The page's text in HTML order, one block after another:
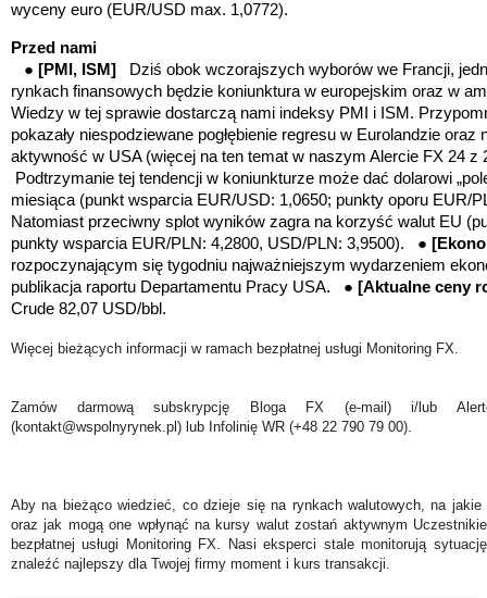
wyceny euro (EUR/USD max. 1,0772).
Przed nami
● [PMI, ISM]
Dziś obok wczorajszych wyborów we Francji,
rynkach finansowych będzie koniunktura w europejskim oraz w
Wiedzy w tej sprawie dostarczą nami indeksy PMI i ISM.
pokazały niespodziewane pogłębienie regresu w Eurolandzie
aktywność w USA (więcej na ten temat w naszym Alercie FX 24 z
Podtrzymanie tej tendencji w koniunkturze może dać dolarowi
miesiąca (punkt wsparcia EUR/USD: 1,0650; punkty oporu EUR/
Natomiast przeciwny splot wyników zagra na korzyść walut EU
punkty wsparcia EUR/PLN: 4,2800, USD/PLN: 3,9500). ●
rozpoczynającym się tygodniu najważniejszym wydarzeniem
publikacja raportu Departamentu Pracy USA. ● [Aktualne ceny
Crude 82,07 USD/bbl.
Więcej bieżących informacji w ramach bezpłatnej usługi Monitoring FX.
Zamów darmową subskrypcję Bloga FX (e-mail) i/lub
(kontakt@wspolnyrynek.pl) lub Infolinię WR (+48 22 790 79 00).
Aby na bieżąco wiedzieć, co dzieje się na rynkach walutowych, na
oraz jak mogą one wpłynąć na kursy walut zostań aktywnym
bezpłatnej usługi Monitoring FX. Nasi eksperci stale monitorują
znaleźć najlepszy dla Twojej firmy moment i kurs transakcji.